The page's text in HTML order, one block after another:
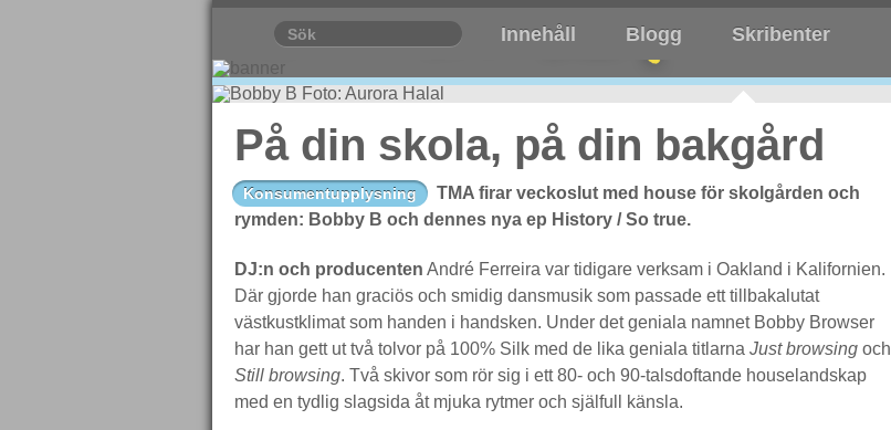
Innehåll Blogg Skribenter
På din skola, på din bakgård
Konsumentupplysning
TMA firar veckoslut med house för skolgården och
rymden: Bobby B och dennes nya ep History / So true.
DJ:n och producenten André Ferreira var tidigare verksam i Oakland i Kalifornien.
Där gjorde han graciös och smidig dansmusik som passade ett tillbakalutat
västkustklimat som handen i handsken. Under det geniala namnet Bobby Browser
har han gett ut två tolvor på 100% Silk med de lika geniala titlarna Just browsing och
Still browsing. Två skivor som rör sig i ett 80- och 90-talsdoftande houselandskap
med en tydlig slagsida åt mjuka rytmer och själfull känsla.